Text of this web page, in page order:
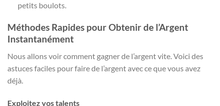
petits boulots.
Méthodes Rapides pour Obtenir de l’Argent
Instantanément
Nous allons voir comment gagner de l’argent vite. Voici des
astuces faciles pour faire de l’argent avec ce que vous avez
déjà.
Exploitez vos talents